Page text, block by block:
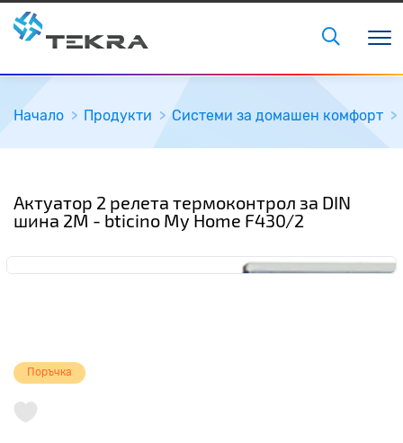
Начало Продукти Системи за домашен комфорт
Актуатор 2 релета термоконтрол за DIN
шина 2М - bticino My Home F430/2
Поръчка